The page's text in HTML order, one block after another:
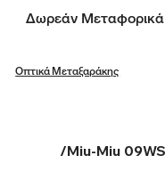
Δωρεάν Μεταφορικά
Οπτικά Μεταξαράκης
/Miu-Miu